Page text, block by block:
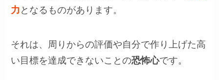
力 となるものがあります。
それは、周りからの評価や自分で作り上げた高
い目標を達成できないことの恐怖心です。